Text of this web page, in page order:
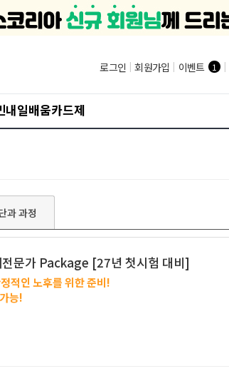
로그인 | 회원가입 | 이벤트 1 |
내일배움카드제
과 과정
문가 Package [27년 첫시험 대비]
적인 노후를 위한 준비!
능!